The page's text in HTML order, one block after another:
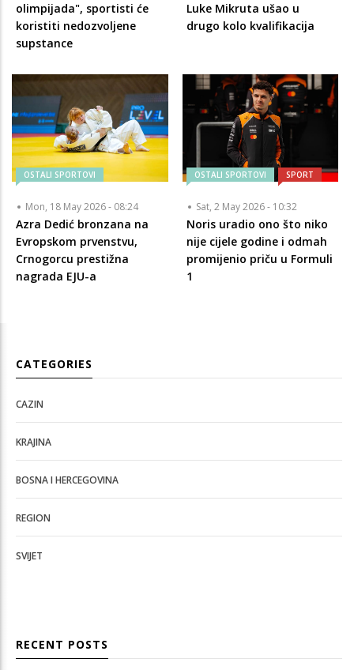
olimpijada", sportisti će
koristiti nedozvoljene
supstance
Luke Mikruta ušao u
drugo kolo kvalifikacija
OSTALI SPORTOVI
Mon, 18 May 2026 - 08:24
Azra Dedić bronzana na
Evropskom prvenstvu,
Crnogorcu prestižna
nagrada EJU-a
OSTALI SPORTOVI SPORT
Sat, 2 May 2026 - 10:32
Noris uradio ono što niko
nije cijele godine i odmah
promijenio priču u Formuli
1
CATEGORIES
CAZIN
KRAJINA
BOSNA I HERCEGOVINA
REGION
SVIJET
RECENT POSTS